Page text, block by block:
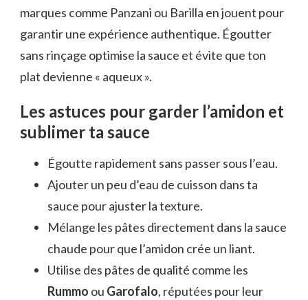
marques comme Panzani ou Barilla en jouent pour
garantir une expérience authentique. Égoutter
sans rinçage optimise la sauce et évite que ton
plat devienne « aqueux ».
Les astuces pour garder l’amidon et
sublimer ta sauce
Égoutte rapidement sans passer sous l’eau.
Ajouter un peu d’eau de cuisson dans ta
sauce pour ajuster la texture.
Mélange les pâtes directement dans la sauce
chaude pour que l’amidon crée un liant.
Utilise des pâtes de qualité comme les
Rummo ou Garofalo, réputées pour leur